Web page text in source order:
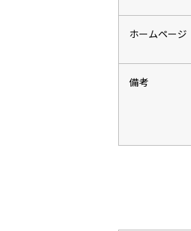
ホームページ
備考